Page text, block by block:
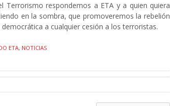
Terrorismo respondemos a ETA y a quien quiera
en la sombra, que promoveremos la rebelión
a cualquier cesión a los terroristas.
ETA, NOTICIAS